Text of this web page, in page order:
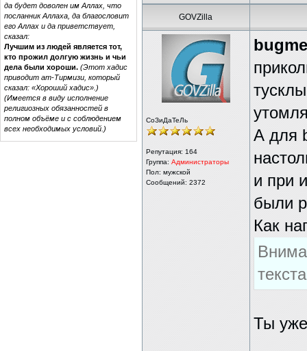
да будет доволен им Аллах, что
посланник Аллаха, да благословит
его Аллах и да приветствует,
сказал:
Лучшим из людей является тот,
кто прожил долгую жизнь и чьи
дела были хороши. (Этот хадис
приводит ат-Тирмизи, который
сказал: «Хороший хадис».)
(Имеется в виду исполнение
религиозных обязанностей в
полном объёме и с соблюдением
всех необходимых условий.)
GOVZilla
СоЗиДаТеЛь
Репутация: 164
Группа: Администраторы
Пол: мужской
Сообщений: 2372
А для
и при
были
Как
Ты